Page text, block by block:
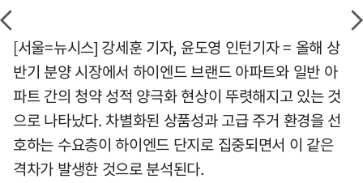
[서울=뉴시스] 강세훈 기자, 윤도영 인턴기자 = 올해 상
반기 분양 시장에서 하이엔드 브랜드 아파트와 일반 아
파트 간의 청약 성적 양극화 현상이 뚜렷해지고 있는 것
으로 나타났다. 차별화된 상품성과 고급 주거 환경을 선
호하는 수요층이 하이엔드 단지로 집중되면서 이 같은
격차가 발생한 것으로 분석된다.